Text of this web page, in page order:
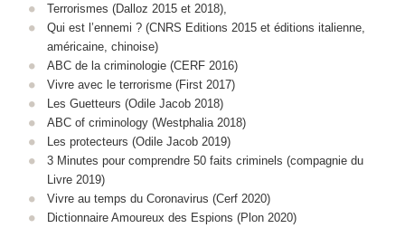
Terrorismes (Dalloz 2015 et 2018),
Qui est l’ennemi ? (CNRS Editions 2015 et éditions italienne,
américaine, chinoise)
ABC de la criminologie (CERF 2016)
Vivre avec le terrorisme (First 2017)
Les Guetteurs (Odile Jacob 2018)
ABC of criminology (Westphalia 2018)
Les protecteurs (Odile Jacob 2019)
3 Minutes pour comprendre 50 faits criminels (compagnie du
Livre 2019)
Vivre au temps du Coronavirus (Cerf 2020)
Dictionnaire Amoureux des Espions (Plon 2020)